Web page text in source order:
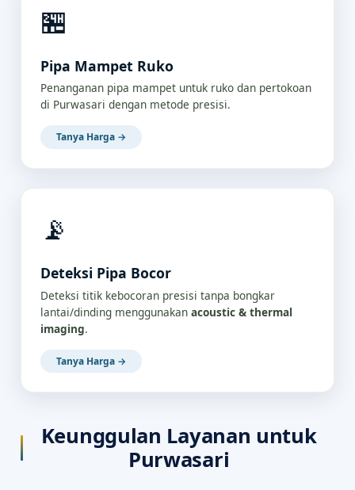
🏪
Pipa Mampet Ruko
Penanganan pipa mampet untuk ruko dan pertokoan
di Purwasari dengan metode presisi.
Tanya Harga →
📡
Deteksi Pipa Bocor
Deteksi titik kebocoran presisi tanpa bongkar
lantai/dinding menggunakan acoustic & thermal
imaging.
Tanya Harga →
Keunggulan Layanan untuk
Purwasari